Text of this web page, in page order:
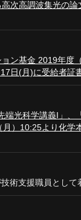
次高調波集光の
ン基金 2019年度
日(月)に受給者証
端光科学講義I」、
月）10:25より化学
術支援職員として